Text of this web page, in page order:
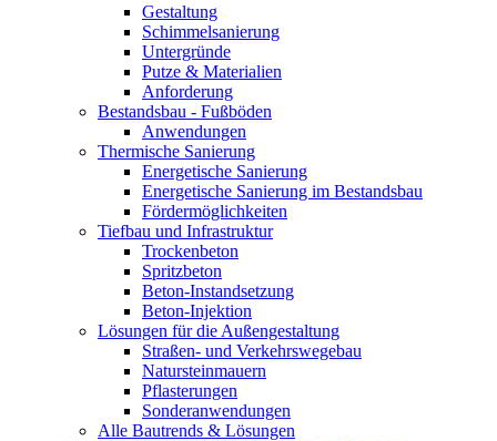
Gestaltung
Schimmelsanierung
Untergründe
Putze & Materialien
Anforderung
Bestandsbau - Fußböden
Anwendungen
Thermische Sanierung
Energetische Sanierung
Energetische Sanierung im Bestandsbau
Fördermöglichkeiten
Tiefbau und Infrastruktur
Trockenbeton
Spritzbeton
Beton-Instandsetzung
Beton-Injektion
Lösungen für die Außengestaltung
Straßen- und Verkehrswegebau
Natursteinmauern
Pflasterungen
Sonderanwendungen
Alle Bautrends & Lösungen